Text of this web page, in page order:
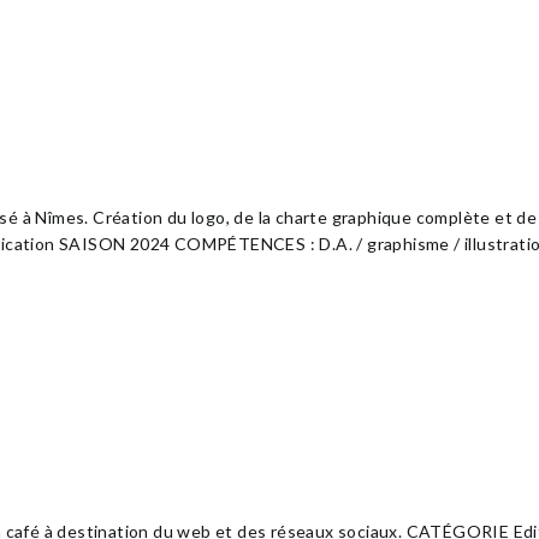
à Nîmes. Création du logo, de la charte graphique complète et de
SAISON 2024 COMPÉTENCES : D.A. / graphisme /
à destination du web et des réseaux sociaux. CATÉGORIE